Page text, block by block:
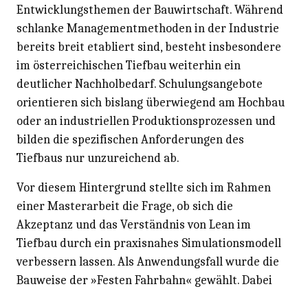
Entwicklungsthemen der Bauwirtschaft. Während
schlanke Managementmethoden in der Industrie
bereits breit etabliert sind, besteht insbesondere
im österreichischen Tiefbau weiterhin ein
deutlicher Nachholbedarf. Schulungsangebote
orientieren sich bislang überwiegend am Hochbau
oder an industriellen Produktionsprozessen und
bilden die spezifischen Anforderungen des
Tiefbaus nur unzureichend ab.
Vor diesem Hintergrund stellte sich im Rahmen
einer Masterarbeit die Frage, ob sich die
Akzeptanz und das Verständnis von Lean im
Tiefbau durch ein praxisnahes Simulationsmodell
verbessern lassen. Als Anwendungsfall wurde die
Bauweise der »Festen Fahrbahn« gewählt. Dabei